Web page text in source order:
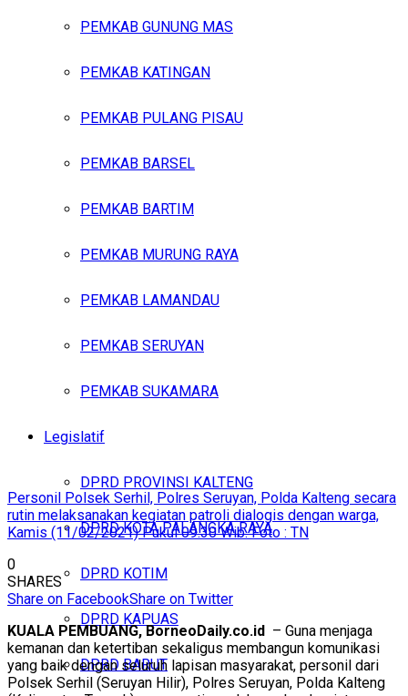
PEMKAB GUNUNG MAS
PEMKAB KATINGAN
PEMKAB PULANG PISAU
PEMKAB BARSEL
PEMKAB BARTIM
PEMKAB MURUNG RAYA
PEMKAB LAMANDAU
PEMKAB SERUYAN
PEMKAB SUKAMARA
Legislatif
DPRD PROVINSI KALTENG
DPRD KOTA PALANGKA RAYA
DPRD KOTIM
DPRD KAPUAS
DPRD BARUT
Personil Polsek Serhil, Polres Seruyan, Polda Kalteng secara
rutin melaksanakan kegiatan patroli dialogis dengan warga,
Kamis (11/02/2021) Pukul 09.30 Wib. Foto : TN
0
SHARES
Share on FacebookShare on Twitter
KUALA PEMBUANG, BorneoDaily.co.id – Guna menjaga
kemanan dan ketertiban sekaligus membangun komunikasi
yang baik dengan seluruh lapisan masyarakat, personil dari
Polsek Serhil (Seruyan Hilir), Polres Seruyan, Polda Kalteng